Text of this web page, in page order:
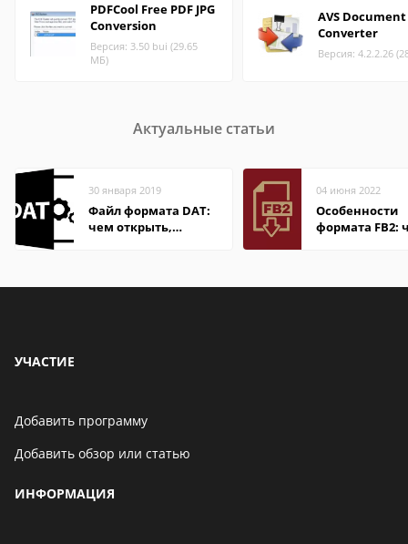
PDFCool Free PDF JPG
Conversion
Версия: 3.50 bui (29.65
МБ)
AVS Document
Converter
Версия: 4.2.2.26
Актуальные статьи
30 января 2019
Файл формата DAT:
чем открыть,
04 июня 2022
Особенности
формата FB2:
УЧАСТИЕ
Добавить программу
Добавить обзор или статью
ИНФОРМАЦИЯ